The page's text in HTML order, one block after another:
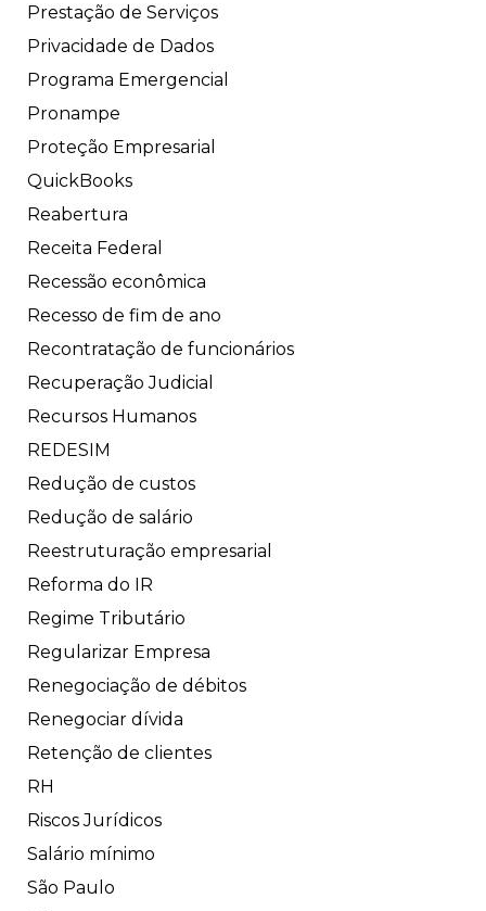
Prestação de Serviços
Privacidade de Dados
Programa Emergencial
Pronampe
Proteção Empresarial
QuickBooks
Reabertura
Receita Federal
Recessão econômica
Recesso de fim de ano
Recontratação de funcionários
Recuperação Judicial
Recursos Humanos
REDESIM
Redução de custos
Redução de salário
Reestruturação empresarial
Reforma do IR
Regime Tributário
Regularizar Empresa
Renegociação de débitos
Renegociar dívida
Retenção de clientes
RH
Riscos Jurídicos
Salário mínimo
São Paulo